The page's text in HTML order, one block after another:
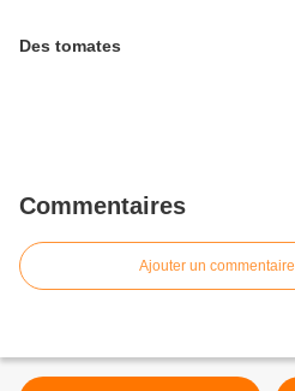
Des tomates
Commentaires
Ajouter un commentaire